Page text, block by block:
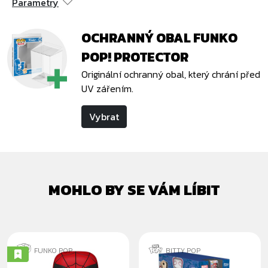
OCHRANNÝ OBAL FUNKO
POP! PROTECTOR
Originální ochranný obal, který chrání před
UV zářením.
Vybrat
MOHLO BY SE VÁM LÍBIT
FUNKO POP BITTY POP